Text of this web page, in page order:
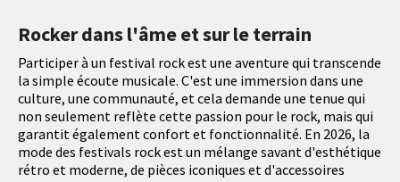
Rocker dans l'âme et sur le terrain
Participer à un festival rock est une aventure qui transcende
la simple écoute musicale. C'est une immersion dans une
culture, une communauté, et cela demande une tenue qui
non seulement reflète cette passion pour le rock, mais qui
garantit également confort et fonctionnalité. En 2026, la
mode des festivals rock est un mélange savant d'esthétique
rétro et moderne, de pièces iconiques et d'accessoires